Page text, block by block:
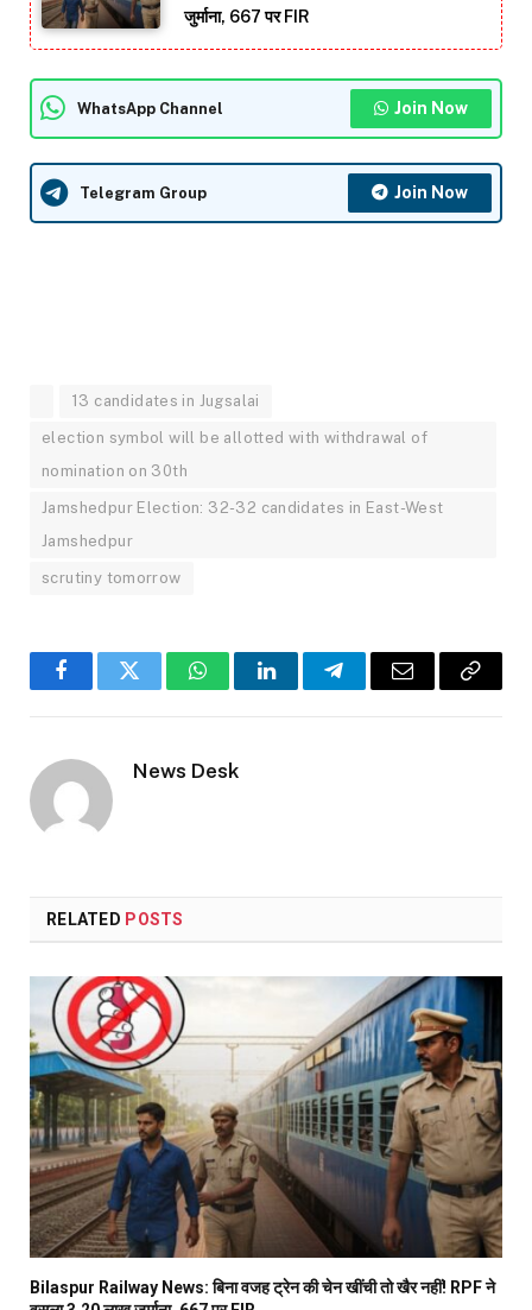
जुर्माना, 667 पर FIR
WhatsApp Channel Join Now
Telegram Group Join Now
13 candidates in Jugsalai
election symbol will be allotted with withdrawal of
nomination on 30th
Jamshedpur Election: 32-32 candidates in East-West
Jamshedpur
scrutiny tomorrow
FacebookTwitter WhatsAppLinkedInTelegramEmail
Copy
News Desk
RELATED POSTS
Bilaspur Railway News: बिना वजह ट्रेन की चेन खींची तो खैर नहीं! RPF ने